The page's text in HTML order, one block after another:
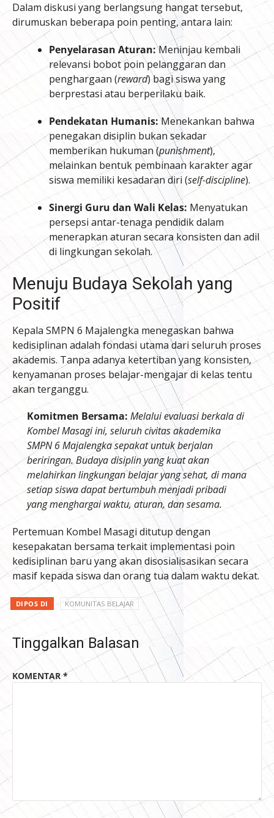
Dalam diskusi yang berlangsung hangat tersebut,
dirumuskan beberapa poin penting, antara lain:
Penyelarasan Aturan:Meninjau kembali
relevansi bobot poin pelanggaran dan
penghargaan (reward) bagi siswa yang
berprestasi atau berperilaku baik.
Pendekatan Humanis:Menekankan bahwa
penegakan disiplin bukan sekadar
memberikan hukuman (punishment),
melainkan bentuk pembinaan karakter agar
siswa memiliki kesadaran diri (self-discipline).
Sinergi Guru dan Wali Kelas: Menyatukan
persepsi antar-tenaga pendidik dalam
menerapkan aturan secara konsisten dan adil
di lingkungan sekolah.
Menuju Budaya Sekolah yang
Positif
Kepala SMPN 6 Majalengka menegaskan bahwa
kedisiplinan adalah fondasi utama dari seluruh proses
akademis. Tanpa adanya ketertiban yang konsisten,
kenyamanan proses belajar-mengajar di kelas tentu
akan terganggu.
Komitmen Bersama: Melalui evaluasi berkala di
Kombel Masagi ini, seluruh civitas akademika
SMPN 6 Majalengka sepakat untuk berjalan
beriringan. Budaya disiplin yang kuat akan
melahirkan lingkungan belajar yang sehat, di mana
setiap siswa dapat bertumbuh menjadi pribadi
yang menghargai waktu, aturan, dan sesama.
Pertemuan Kombel Masagi ditutup dengan
kesepakatan bersama terkait implementasi poin
kedisiplinan baru yang akan disosialisasikan secara
masif kepada siswa dan orang tua dalam waktu dekat.
DIPOS DI KOMUNITAS BELAJAR
Tinggalkan Balasan
KOMENTAR*